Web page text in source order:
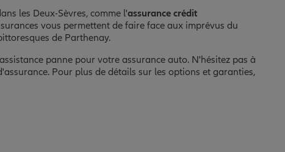
les Deux-Sèvres, comme l'assurance crédit
vous permettent de faire face aux imprévus du
de Parthenay.
panne pour votre assurance auto. N'hésitez pas à
Pour plus de détails sur les options et garanties,